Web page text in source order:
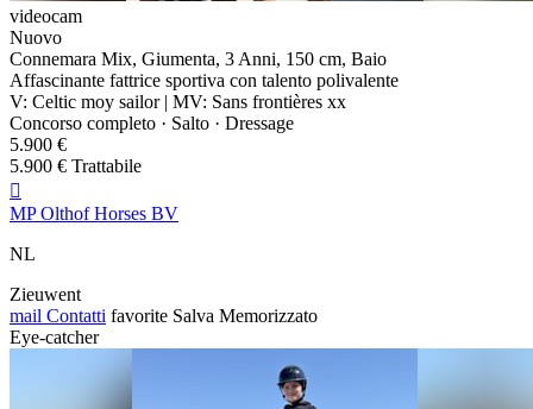
videocam
Nuovo
Connemara Mix, Giumenta, 3 Anni, 150 cm, Baio
Affascinante fattrice sportiva con talento polivalente
V: Celtic moy sailor | MV: Sans frontières xx
Concorso completo · Salto · Dressage
5.900 €
5.900 € Trattabile

MP Olthof Horses BV
NL
Zieuwent
mail Contatti favorite Salva Memorizzato
Eye-catcher